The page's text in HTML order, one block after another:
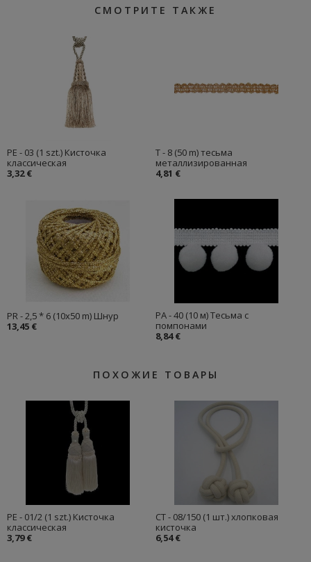
СМОТРИТЕ ТАКЖЕ
PE - 03 (1 szt.) Кисточка
классическая
3,32 €
T - 8 (50 m) тесьма
металлизированная
4,81 €
PR - 2,5 * 6 (10x50 m) Шнур
13,45 €
PA - 40 (10 м) Тесьма с
помпонами
8,84 €
ПОХОЖИЕ ТОВАРЫ
PE - 01/2 (1 szt.) Кисточка
классическая
3,79 €
CT - 08/150 (1 шт.) хлопковая
кисточка
6,54 €